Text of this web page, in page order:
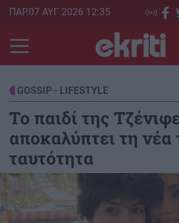
Skip
main
content
ΠΑΡ.07 ΑΥΓ 2026 12:35
GOSSIP - LIFESTYLE
Το παιδί της
αποκαλύπτει τη νέα
ταυτότητα